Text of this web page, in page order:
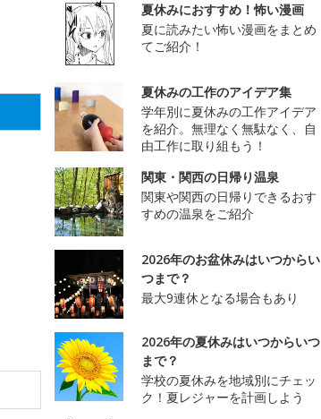
夏休みにおすすめ！怖い漫画
夏に読みたい怖い漫画をまとめ
てご紹介！
夏休みの工作のアイデア集
学年別に夏休みの工作アイデア
を紹介。無理なく無駄なく、自
由工作に取り組もう！
関東・関西の日帰り温泉
関東や関西の日帰りできるおす
すめの温泉をご紹介
2026年のお盆休みはいつからい
つまで？
最大9連休となる場合もあり
2026年の夏休みはいつからいつ
まで？
学校の夏休みを地域別にチェッ
ク！夏レジャーを計画しよう